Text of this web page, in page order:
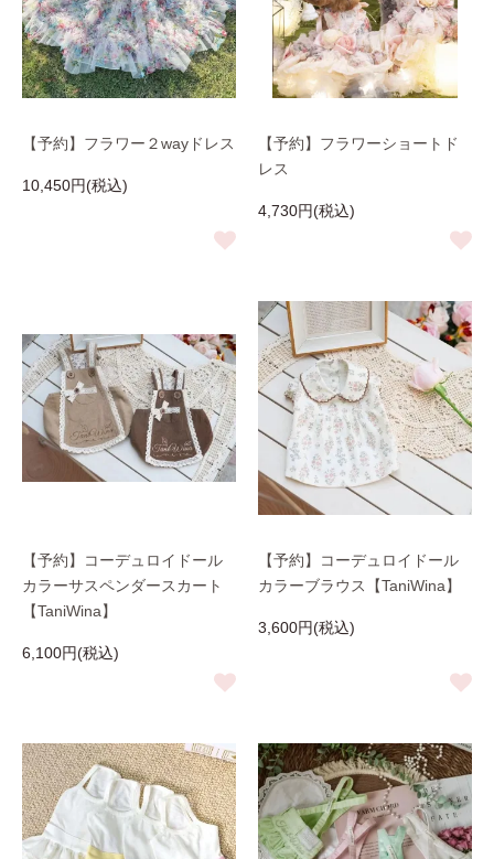
【予約】フラワー２wayドレス
10,450円(税込)
【予約】フラワーショートド
レス
4,730円(税込)
【予約】コーデュロイドール
カラーサスペンダースカート
【TaniWina】
6,100円(税込)
【予約】コーデュロイドール
カラーブラウス【TaniWina】
3,600円(税込)